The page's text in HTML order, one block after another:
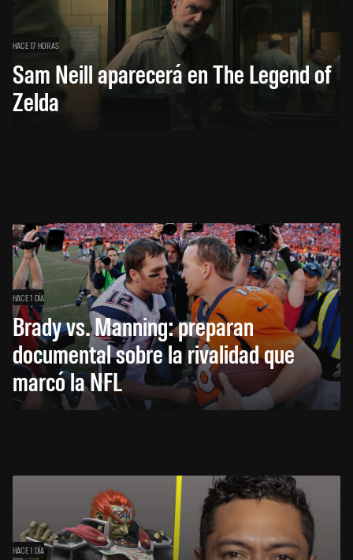
HACE 17 HORAS
Sam Neill aparecerá en The Legend of
Zelda
HACE 1 DÍA
Brady vs. Manning: preparan
documental sobre la rivalidad que
marcó la NFL
HACE 1 DÍA